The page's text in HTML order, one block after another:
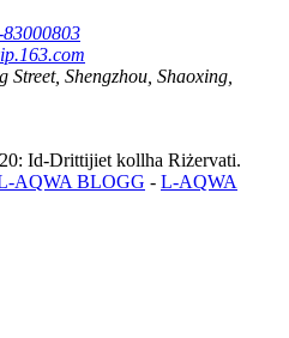
Shengzhou, Shaoxing,
Id-Drittijiet kollha Riżervati.
AQWA BLOGG - L-AQWA